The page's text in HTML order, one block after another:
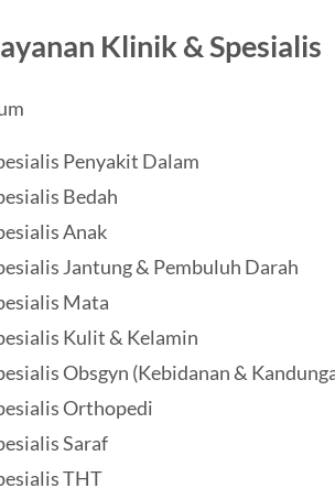
Klinik & Spesialis
Penyakit Dalam
Bedah
Anak
Jantung & Pembuluh Darah
Mata
Kulit & Kelamin
Obsgyn (Kebidanan &
Orthopedi
Saraf
THT